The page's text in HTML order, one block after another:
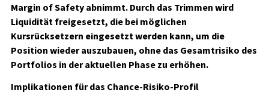
Margin of Safety abnimmt. Durch das Trimmen wird
Liquidität freigesetzt, die bei möglichen
Kursrücksetzern eingesetzt werden kann, um die
Position wieder auszubauen, ohne das Gesamtrisiko des
Portfolios in der aktuellen Phase zu erhöhen.
Implikationen für das Chance-Risiko-Profil